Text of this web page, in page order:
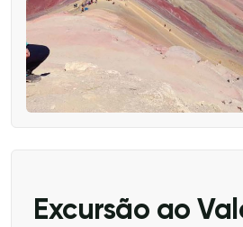
Excursão ao